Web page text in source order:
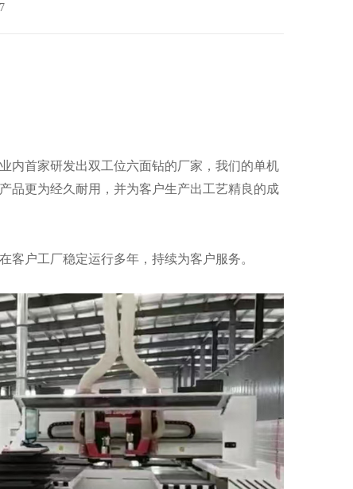
内首家研发出双工位六面钻的厂家，我们的单机
品更为经久耐用，并为客户生产出工艺精良的成
户工厂稳定运行多年，持续为客户服务。